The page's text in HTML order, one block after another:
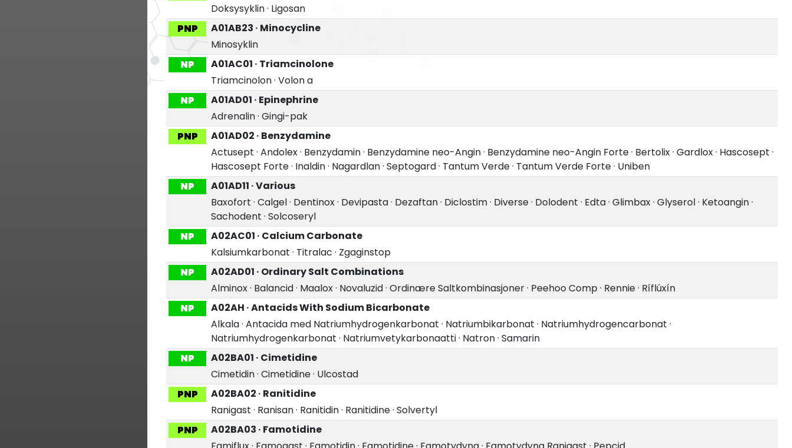
Doksysyklin· Ligosan
PNP
A01AB23 · Minocycline
Minosyklin
NP
A01AC01 · Triamcinolone
Triamcinolon· Volon a
NP
A01AD01 · Epinephrine
Adrenalin· Gingi-pak
PNP
A01AD02 · Benzydamine
Actusept · Andolex· Benzydamin· Benzydamine neo-Angin· Benzydamine neo-Angin Forte· Bertolix· Gardlox· Hascosept ·
Hascosept Forte· Inaldin· Nagardlan· Septogard· Tantum Verde· Tantum Verde Forte· Uniben
NP
A01AD11 · Various
Baxofort · Calgel· Dentinox· Devipasta· Dezaftan· Diclostim· Diverse· Dolodent · Edta· Glimbax· Glyserol· Ketoangin·
Sachodent · Solcoseryl
NP
A02AC01 · Calcium Carbonate
Kalsiumkarbonat · Titralac · Zgaginstop
NP
A02AD01 · Ordinary Salt Combinations
Alminox· Balancid· Maalox· Novaluzid· Ordinære Saltkombinasjoner· Peehoo Comp· Rennie· Ríflúxín
NP
A02AH · Antacids With Sodium Bicarbonate
Alkala· Antacida med Natriumhydrogenkarbonat · Natriumbikarbonat · Natriumhydrogencarbonat ·
Natriumhydrogenkarbonat · Natriumvetykarbonaatti· Natron· Samarin
NP
A02BA01 · Cimetidine
Cimetidin· Cimetidine· Ulcostad
PNP
A02BA02 · Ranitidine
Ranigast · Ranisan· Ranitidin· Ranitidine· Solvertyl
PNP
A02BA03 · Famotidine